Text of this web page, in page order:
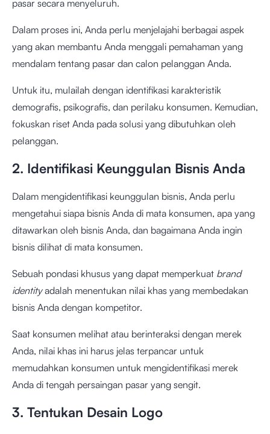
pasar secara menyeluruh.
Dalam proses ini, Anda perlu menjelajahi berbagai aspek
yang akan membantu Anda menggali pemahaman yang
mendalam tentang pasar dan calon pelanggan Anda.
Untuk itu, mulailah dengan identifikasi karakteristik
demografis, psikografis, dan perilaku konsumen. Kemudian,
fokuskan riset Anda pada solusi yang dibutuhkan oleh
pelanggan.
2. Identifikasi Keunggulan Bisnis Anda
Dalam mengidentifikasi keunggulan bisnis, Anda perlu
mengetahui siapa bisnis Anda di mata konsumen, apa yang
ditawarkan oleh bisnis Anda, dan bagaimana Anda ingin
bisnis dilihat di mata konsumen.
Sebuah pondasi khusus yang dapat memperkuat brand
identityadalah menentukan nilai khas yang membedakan
bisnis Anda dengan kompetitor.
Saat konsumen melihat atau berinteraksi dengan merek
Anda, nilai khas ini harus jelas terpancar untuk
memudahkan konsumen untuk mengidentifikasi merek
Anda di tengah persaingan pasar yang sengit.
3. Tentukan Desain Logo